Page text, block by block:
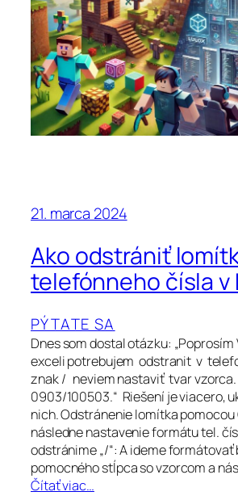
21. marca 2024
Ako odstrániť
telefónneho čísla v
PÝTATE SA
Dnes som dostal otázku: „Poprosím
exceli potrebujem odstranit v
znak / neviem nastaviť tvar vzorca.
0903/100503.“ Riešení je viacero,
nich. Odstránenie lomítka pomocou
následne nastavenie formátu tel.
odstránime „/“: A ideme
pomocného stĺpca so vzorcom a
Čítať viac…